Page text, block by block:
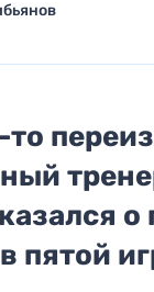
о
пятой